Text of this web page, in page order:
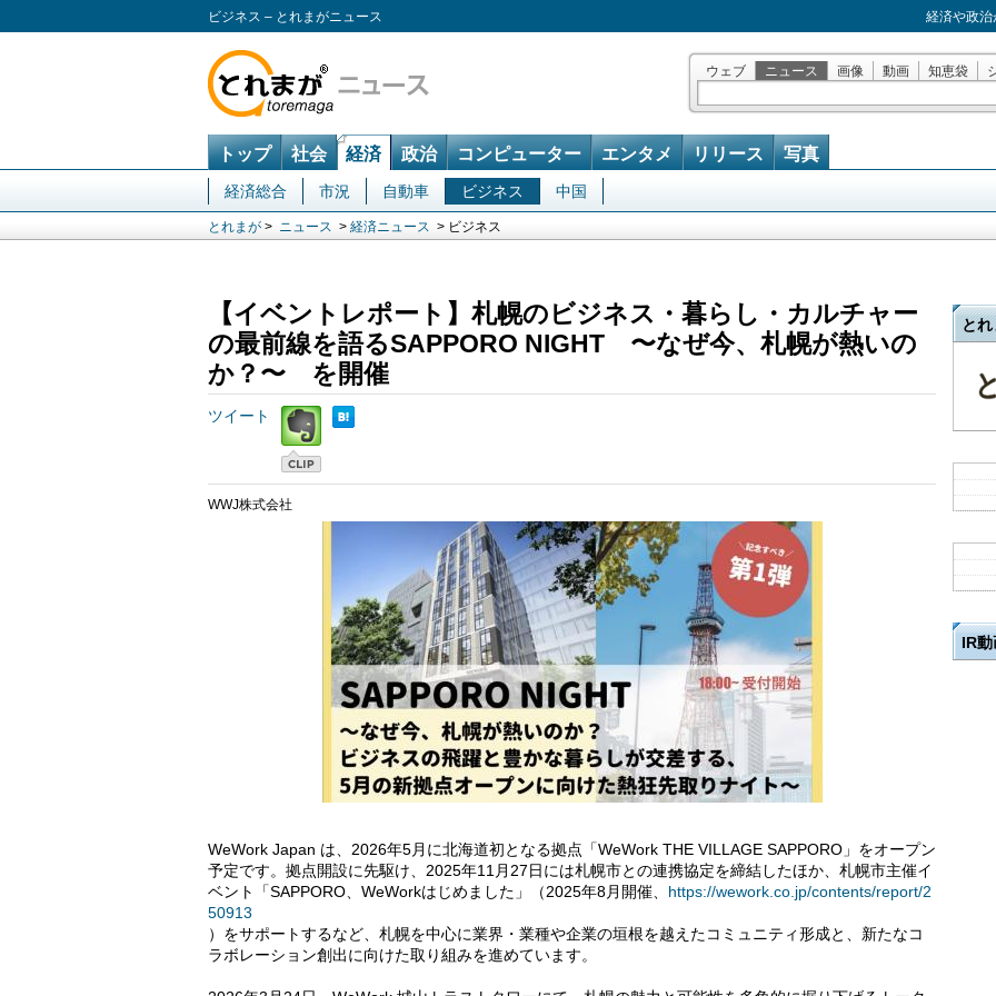
ビジネス – とれまがニュース 経済や政
ウェブ ニュース 画像 動画 知恵袋
トップ 社会 経済 政治 コンピューター エンタメ リリース 写真
経済総合 市況 自動車 ビジネス 中国
とれまが > ニュース > 経済ニュース > ビジネス
【イベントレポート】札幌のビジネス・暮らし・カルチャー
の最前線を語るSAPPORO NIGHT 〜なぜ今、札幌が熱いの
か？〜 を開催
ツイート
WWJ株式会社
WeWork Japan は、2026年5月に北海道初となる拠点「WeWork THE VILLAGE SAPPORO」をオープン
予定です。拠点開設に先駆け、2025年11月27日には札幌市との連携協定を締結したほか、札幌市主催イ
ベント「SAPPORO、WeWorkはじめました」（2025年8月開催、 https://wework.co.jp/contents/report/2
50913
）をサポートするなど、札幌を中心に業界・業種や企業の垣根を越えたコミュニティ形成と、新たなコ
ラボレーション創出に向けた取り組みを進めています。
とれ
IR動